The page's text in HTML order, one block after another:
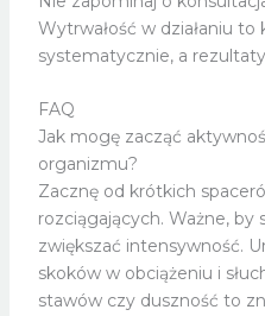
Wytrwałość w działaniu
systematycznie, a
FAQ
Jak mogę zacząć
organizmu?
Zacznę od krótkich
rozciągających. Ważne, by
zwiększać intensywność.
skoków w obciążeniu i
stawów czy duszność to